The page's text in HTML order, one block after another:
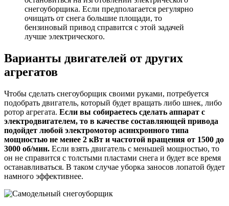
снегоуборщика. Если предполагается регулярно
очищать от снега большие площади, то
бензиновый привод справится с этой задачей
лучше электрического.
Варианты двигателей от других
агрегатов
Чтобы сделать снегоуборщик своими руками, потребуется
подобрать двигатель, который будет вращать либо шнек, либо
ротор агрегата. Если вы собираетесь сделать аппарат с
электродвигателем, то в качестве составляющей привода
подойдет любой электромотор асинхронного типа
мощностью не менее 2 кВт и частотой вращения от 1500 до
3000 об/мин. Если взять двигатель с меньшей мощностью, то
он не справится с толстыми пластами снега и будет все время
останавливаться. В таком случае уборка заносов лопатой будет
намного эффективнее.